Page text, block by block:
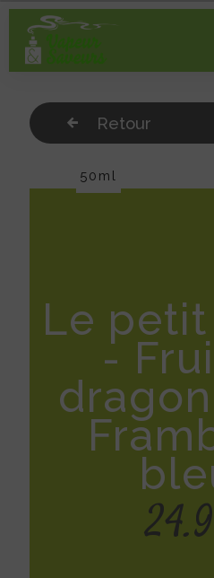
Le
-
50ml
Retour
Panneau de gestion des